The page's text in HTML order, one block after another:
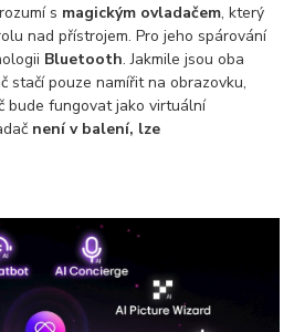
s magickým ovladačem, který
nad přístrojem. Pro jeho spárování
Bluetooth. Jakmile jsou oba
stačí pouze namířit na obrazovku,
bude fungovat jako virtuální
není v balení, lze